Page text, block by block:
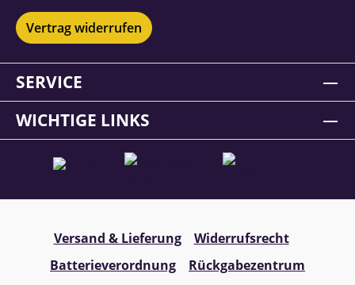
Vertrag widerrufen
SERVICE
WICHTIGE LINKS
Versand & Lieferung
Widerrufsrecht
Batterieverordnung
Rückgabezentrum